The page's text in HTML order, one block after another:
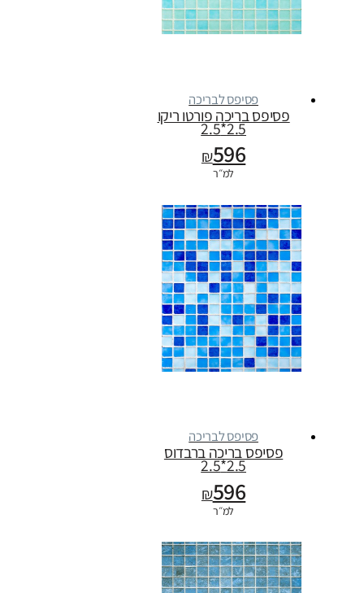
פסיפס לבריכה
פסיפס בריכה פורטו ריקו
2.5*2.5
₪596
למ״ר
פסיפס לבריכה
פסיפס בריכה ברבדוס
2.5*2.5
₪596
למ״ר